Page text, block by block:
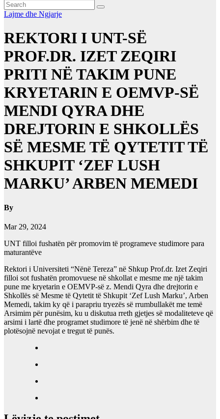
Lajme dhe Ngjarje
REKTORI I UNT-SË
PROF.DR. IZET ZEQIRI
PRITI NË TAKIM PUNE
KRYETARIN E OEMVP-SË
MENDI QYRA DHE
DREJTORIN E SHKOLLËS
SË MESME TË QYTETIT TË
SHKUPIT ‘ZEF LUSH
MARKU’ ARBEN MEMEDI
By
Mar 29, 2024
UNT filloi fushatën për promovim të programeve studimore para
maturantëve
Rektori i Universiteti “Nënë Tereza” në Shkup Prof.dr. Izet Zeqiri
filloi sot fushatën promovuese në shkollat e mesme me një takim
pune me kryetarin e OEMVP-së z. Mendi Qyra dhe drejtorin e
Shkollës së Mesme të Qytetit të Shkupit ‘Zef Lush Marku’, Arben
Memedi, takim ky që i parapriu tryezës së rrumbullakët me temë
Arsimim për punësim, ku u diskutua rreth gjetjes së modaliteteve që
arsimi i lartë dhe programet studimore të jenë në shërbim dhe të
plotësojnë nevojat e tregut të punës.